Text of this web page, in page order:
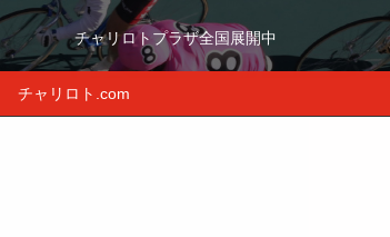
チャリロトプラザ全国展開中
チャリロト.com